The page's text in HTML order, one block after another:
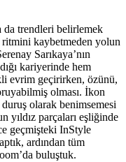
da trendleri belirlemek
kaybetmeden yolun
Sarıkaya’nın
kariyerinde hem
evrim geçirirken, özünü,
olması. İkon
olarak benimsemesi
yıldız parçaları eşliğinde
geçmişteki InStyle
ardından tüm
buluştuk.